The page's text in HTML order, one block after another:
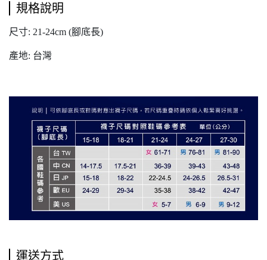
規格說明
尺寸: 21-24cm (腳底長)
產地: 台灣
運送方式